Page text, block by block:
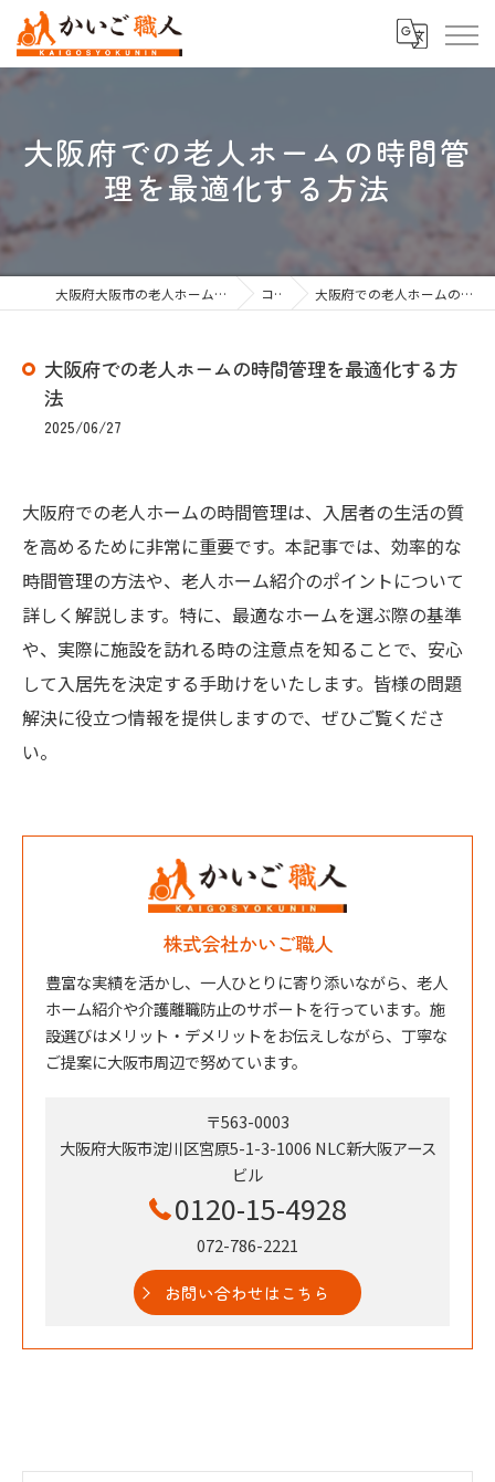
大阪府での老人ホームの時間管
理を最適化する方法
大阪府大阪市の老人ホーム紹介なら株式会社かいご職人 コラム 大阪府での老人ホームの時間管理を最適化する方法
大阪府での老人ホームの時間管理を最適化する方
法
2025/06/27
大阪府での老人ホームの時間管理は、入居者の生活の質
を高めるために非常に重要です。本記事では、効率的な
時間管理の方法や、老人ホーム紹介のポイントについて
詳しく解説します。特に、最適なホームを選ぶ際の基準
や、実際に施設を訪れる時の注意点を知ることで、安心
して入居先を決定する手助けをいたします。皆様の問題
解決に役立つ情報を提供しますので、ぜひご覧くださ
い。
株式会社かいご職人
豊富な実績を活かし、一人ひとりに寄り添いながら、老人
ホーム紹介や介護離職防止のサポートを行っています。施
設選びはメリット・デメリットをお伝えしながら、丁寧な
ご提案に大阪市周辺で努めています。
〒563-0003
大阪府大阪市淀川区宮原5-1-3-1006 NLC新大阪アース
ビル
0120-15-4928
072-786-2221
お問い合わせはこちら